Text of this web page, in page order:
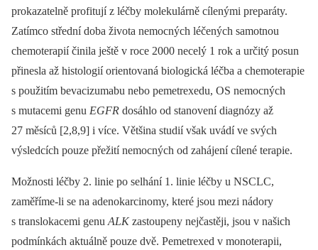
prokazatelně profitují z léčby molekulárně cílenými preparáty.
Zatímco střední doba života nemocných léčených samotnou
chemoterapií činila ještě v roce 2000 necelý 1 rok a určitý posun
přinesla až histologií orientovaná biologická léčba a chemoterapie
s použitím bevacizumabu nebo pemetrexedu, OS nemocných
s mutacemi genu EGFR dosáhlo od stanovení diagnózy až
27 měsíců [2,8,9] i více. Většina studií však uvádí ve svých
výsledcích pouze přežití nemocných od zahájení cílené terapie.
Možnosti léčby 2. linie po selhání 1. linie léčby u NSCLC,
zaměříme-li se na adenokarcinomy, které jsou mezi nádory
s translokacemi genu ALKzastoupeny nejčastěji, jsou v našich
podmínkách aktuálně pouze dvě. Pemetrexed v monoterapii,